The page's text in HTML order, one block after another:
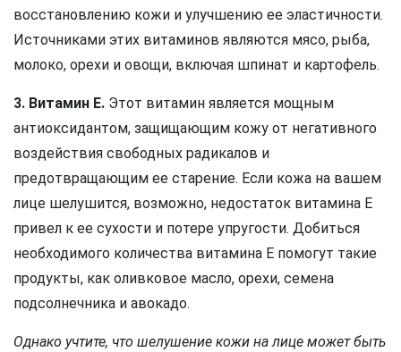
восстановлению кожи и улучшению ее эластичности.
Источниками этих витаминов являются мясо, рыба,
молоко, орехи и овощи, включая шпинат и картофель.
3. Витамин Е. Этот витамин является мощным
антиоксидантом, защищающим кожу от негативного
воздействия свободных радикалов и
предотвращающим ее старение. Если кожа на вашем
лице шелушится, возможно, недостаток витамина Е
привел к ее сухости и потере упругости. Добиться
необходимого количества витамина Е помогут такие
продукты, как оливковое масло, орехи, семена
подсолнечника и авокадо.
Однако учтите, что шелушение кожи на лице может быть